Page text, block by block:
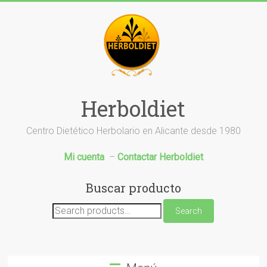
Herboldiet
Centro Dietético Herbolario en Alicante desde 1980
Mi cuenta – Contactar Herboldiet
Buscar producto
Search
for:
Search